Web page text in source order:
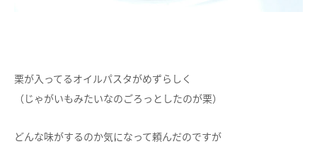
栗が入ってるオイルパスタがめずらしく
（じゃがいもみたいなのごろっとしたのが栗）
どんな味がするのか気になって頼んだのですが